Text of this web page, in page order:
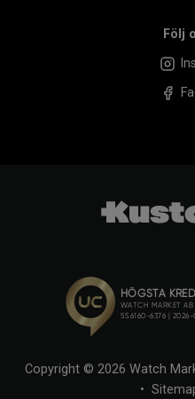
Följ
Copyright © 2026 Watch
•